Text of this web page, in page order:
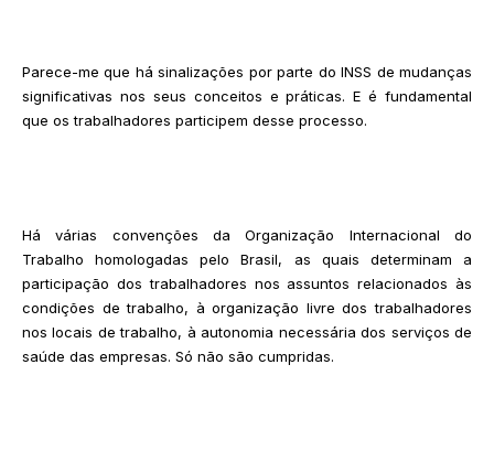
Parece-me que há sinalizações por parte do INSS de mudanças
significativas nos seus conceitos e práticas. E é fundamental
que os trabalhadores participem desse processo.
Há várias convenções da Organização Internacional do
Trabalho homologadas pelo Brasil, as quais determinam a
participação dos trabalhadores nos assuntos relacionados às
condições de trabalho, à organização livre dos trabalhadores
nos locais de trabalho, à autonomia necessária dos serviços de
saúde das empresas. Só não são cumpridas.